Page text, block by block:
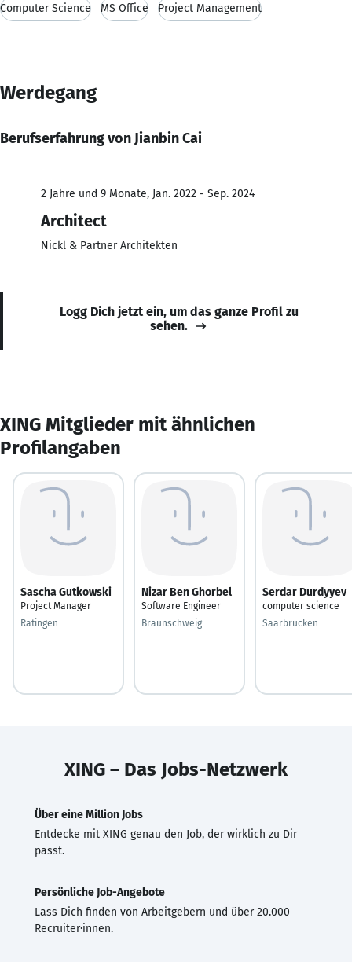
Computer Science MS Office Project Management
Werdegang
Berufserfahrung von Jianbin Cai
2 Jahre und 9 Monate, Jan. 2022 - Sep. 2024
Architect
Nickl & Partner Architekten
Logg Dich jetzt ein, um das ganze Profil zu
sehen.
XING Mitglieder mit ähnlichen
Profilangaben
Sascha Gutkowski
Project Manager
Ratingen
Nizar Ben Ghorbel
Software Engineer
Braunschweig
Serdar Durdyyev
computer science
Saarbrücken
XING – Das Jobs-Netzwerk
Über eine Million Jobs
Entdecke mit XING genau den Job, der wirklich zu Dir
passt.
Persönliche Job-Angebote
Lass Dich finden von Arbeitgebern und über 20.000
Recruiter·innen.